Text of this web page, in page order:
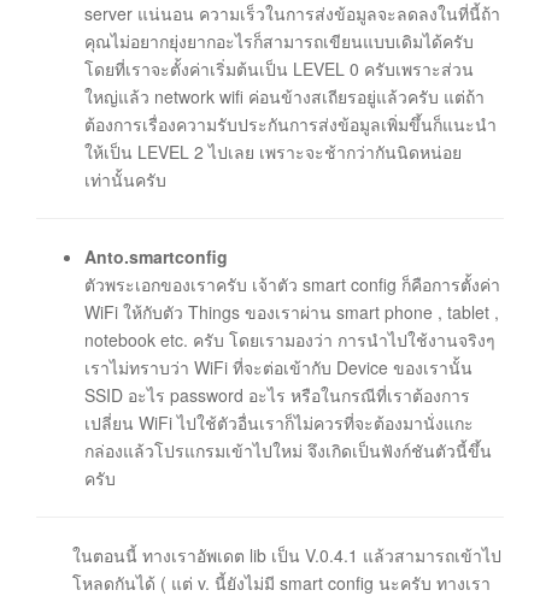
server แน่นอน ความเร็วในการส่งข้อมูลจะลดลงในที่นี้ถ้า
คุณไม่อยากยุ่งยากอะไรก็สามารถเขียนแบบเดิมได้ครับ
โดยที่เราจะตั้งค่าเริ่มต้นเป็น LEVEL 0 ครับเพราะส่วน
ใหญ่แล้ว network wifi ค่อนข้างสเถียรอยู่แล้วครับ แต่ถ้า
ต้องการเรื่องความรับประกันการส่งข้อมูลเพิ่มขึ้นก็แนะนำ
ให้เป็น LEVEL 2 ไปเลย เพราะจะช้ากว่ากันนิดหน่อย
เท่านั้นครับ
Anto.smartconfig
ตัวพระเอกของเราครับ เจ้าตัว smart config ก็คือการตั้งค่า
WiFi ให้กับตัว Things ของเราผ่าน smart phone , tablet ,
notebook etc. ครับ โดยเรามองว่า การนำไปใช้งานจริงๆ
เราไม่ทราบว่า WiFi ที่จะต่อเข้ากับ Device ของเรานั้น
SSID อะไร password อะไร หรือในกรณีที่เราต้องการ
เปลี่ยน WiFi ไปใช้ตัวอื่นเราก็ไม่ควรที่จะต้องมานั่งแกะ
กล่องแล้วโปรแกรมเข้าไปใหม่ จึงเกิดเป็นฟังก์ชันตัวนี้ขึ้น
ครับ
ในตอนนี้ ทางเราอัพเดต lib เป็น V.0.4.1 แล้วสามารถเข้าไป
โหลดกันได้ ( แต่ v. นี้ยังไม่มี smart config นะครับ ทางเรา